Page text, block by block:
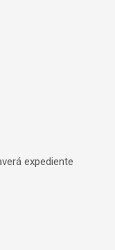
expediente